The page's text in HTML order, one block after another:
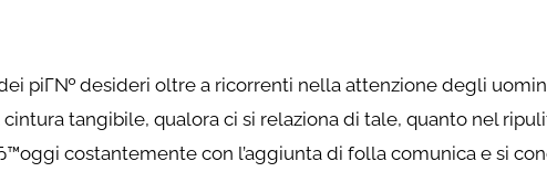
piГ№ desideri oltre a ricorrenti nella attenzione degli
tangibile, qualora ci si relaziona di tale, quanto nel
costantemente con l’aggiunta di folla comunica e si